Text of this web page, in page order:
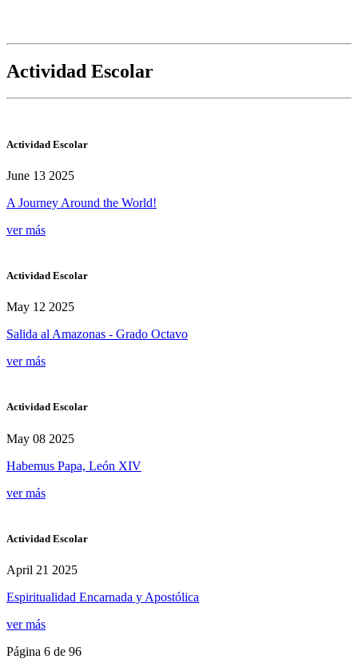
Actividad Escolar
Actividad Escolar
June 13 2025
A Journey Around the World!
ver más
Actividad Escolar
May 12 2025
Salida al Amazonas - Grado Octavo
ver más
Actividad Escolar
May 08 2025
Habemus Papa, León XIV
ver más
Actividad Escolar
April 21 2025
Espiritualidad Encarnada y Apostólica
ver más
Página 6 de 96